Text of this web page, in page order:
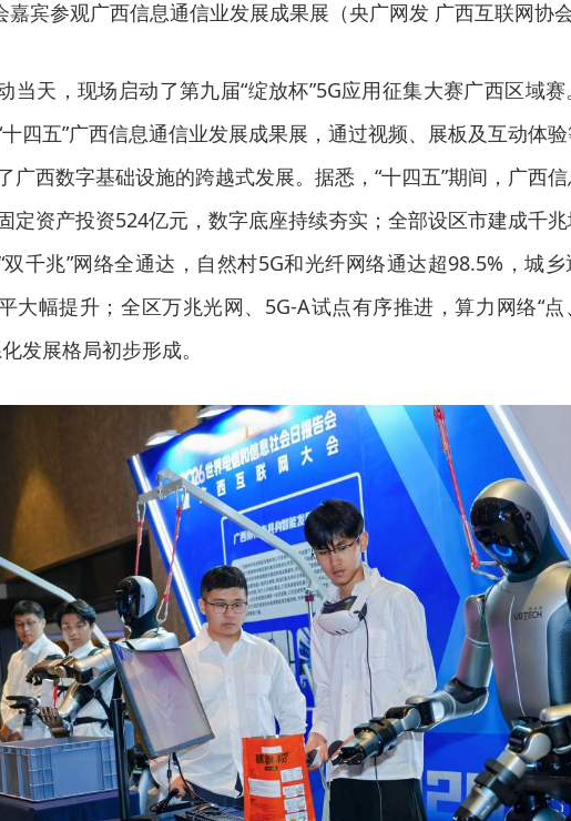
嘉宾参观广西信息通信业发展成果展（央广网发 广西互联网协会
当天，现场启动了第九届“绽放杯”5G应用征集大赛广西区域
四五”广西信息通信业发展成果展，通过视频、展板及互动体
广西数字基础设施的跨越式发展。据悉，“十四五”期间，广西
定资产投资524亿元，数字底座持续夯实；全部设区市建成千
双千兆”网络全通达，自然村5G和光纤网络通达超98.5%，城
大幅提升；全区万兆光网、5G-A试点有序推进，算力网络“点
发展格局初步形成。